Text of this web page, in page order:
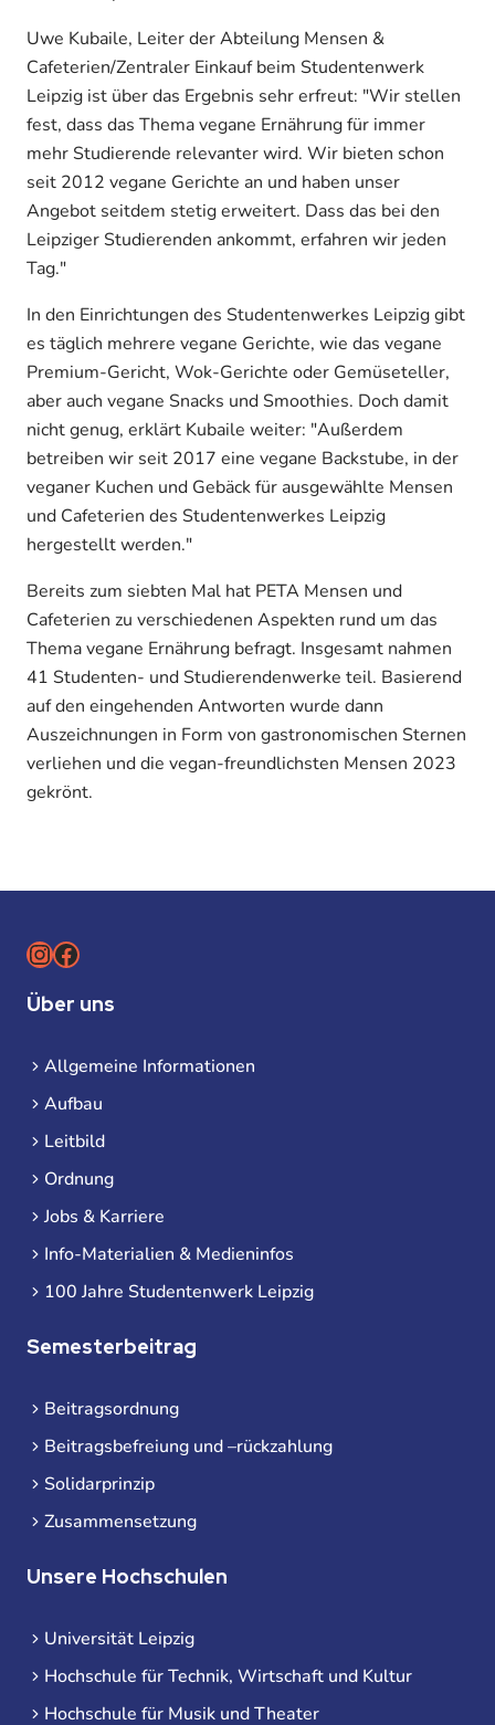
Uwe Kubaile, Leiter der Abteilung Mensen &
Cafeterien/Zentraler Einkauf beim Studentenwerk
Leipzig ist über das Ergebnis sehr erfreut: "Wir stellen
fest, dass das Thema vegane Ernährung für immer
mehr Studierende relevanter wird. Wir bieten schon
seit 2012 vegane Gerichte an und haben unser
Angebot seitdem stetig erweitert. Dass das bei den
Leipziger Studierenden ankommt, erfahren wir jeden
Tag."
In den Einrichtungen des Studentenwerkes Leipzig gibt
es täglich mehrere vegane Gerichte, wie das vegane
Premium-Gericht, Wok-Gerichte oder Gemüseteller,
aber auch vegane Snacks und Smoothies. Doch damit
nicht genug, erklärt Kubaile weiter: "Außerdem
betreiben wir seit 2017 eine vegane Backstube, in der
veganer Kuchen und Gebäck für ausgewählte Mensen
und Cafeterien des Studentenwerkes Leipzig
hergestellt werden."
Bereits zum siebten Mal hat PETA Mensen und
Cafeterien zu verschiedenen Aspekten rund um das
Thema vegane Ernährung befragt. Insgesamt nahmen
41 Studenten- und Studierendenwerke teil. Basierend
auf den eingehenden Antworten wurde dann
Auszeichnungen in Form von gastronomischen Sternen
verliehen und die vegan-freundlichsten Mensen 2023
gekrönt.
Instagram
Facebook
Über uns
Allgemeine Informationen
Aufbau
Leitbild
Ordnung
Jobs & Karriere
Info-Materialien & Medieninfos
100 Jahre Studentenwerk Leipzig
Semesterbeitrag
Beitragsordnung
Beitragsbefreiung und –rückzahlung
Solidarprinzip
Zusammensetzung
Unsere Hochschulen
Universität Leipzig
Hochschule für Technik, Wirtschaft und Kultur
Hochschule für Musik und Theater